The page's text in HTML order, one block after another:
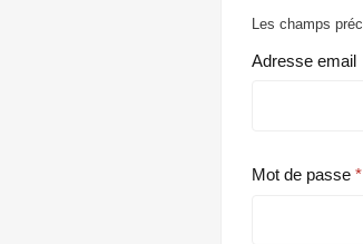
Les champs
Adresse email
Mot de passe